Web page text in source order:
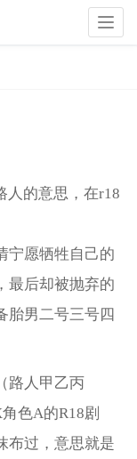
人的意思，在r18
宁愿牺牲自己的
最后却被抛弃的
胎男二号三号四
路人甲乙丙
色A的R18剧
布过，意思就是